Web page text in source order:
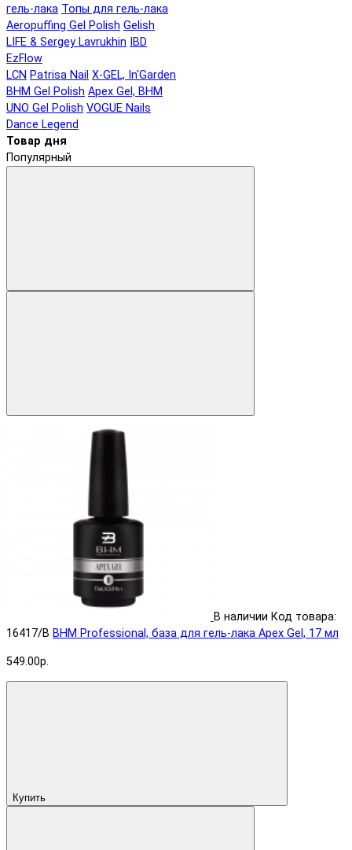
гель-лака Топы для гель-лака
Aeropuffing Gel Polish Gelish
LIFE & Sergey Lavrukhin
IBD
EzFlow
LCN Patrisa Nail X-GEL, In'Garden
BHM Gel Polish Apex Gel, BHM
UNO Gel Polish VOGUE Nails
Dance Legend
Товар дня
Популярный
В наличии Код товара:
16417/B BHM Professional, база для гель-лака Apex Gel, 17 мл
549.00р.
Купить